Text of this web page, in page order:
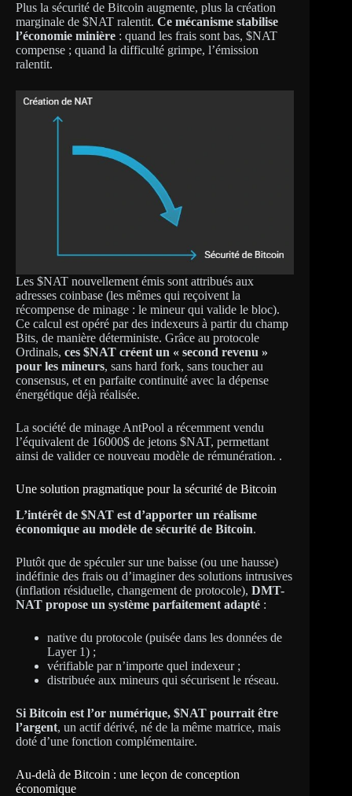
Plus la sécurité de Bitcoin augmente, plus la création
marginale de $NAT ralentit. Ce mécanisme stabilise
l’économie minière : quand les frais sont bas, $NAT
compense ; quand la difficulté grimpe, l’émission
ralentit.
Les $NAT nouvellement émis sont attribués aux
adresses coinbase (les mêmes qui reçoivent la
récompense de minage : le mineur qui valide le bloc).
Ce calcul est opéré par des indexeurs à partir du champ
Bits, de manière déterministe. Grâce au protocole
Ordinals, ces $NAT créent un « second revenu »
pour les mineurs, sans hard fork, sans toucher au
consensus, et en parfaite continuité avec la dépense
énergétique déjà réalisée.
La société de minage AntPool a récemment vendu
l’équivalent de 16000$ de jetons $NAT, permettant
ainsi de valider ce nouveau modèle de rémunération. .
Une solution pragmatique pour la sécurité de Bitcoin
L’intérêt de $NAT est d’apporter un réalisme
économique au modèle de sécurité de Bitcoin.
Plutôt que de spéculer sur une baisse (ou une hausse)
indéfinie des frais ou d’imaginer des solutions intrusives
(inflation résiduelle, changement de protocole), DMT-
NAT propose un système parfaitement adapté :
native du protocole (puisée dans les données de
Layer 1) ;
vérifiable par n’importe quel indexeur ;
distribuée aux mineurs qui sécurisent le réseau.
Si Bitcoin est l’or numérique, $NAT pourrait être
l’argent, un actif dérivé, né de la même matrice, mais
doté d’une fonction complémentaire.
Au-delà de Bitcoin : une leçon de conception
économique